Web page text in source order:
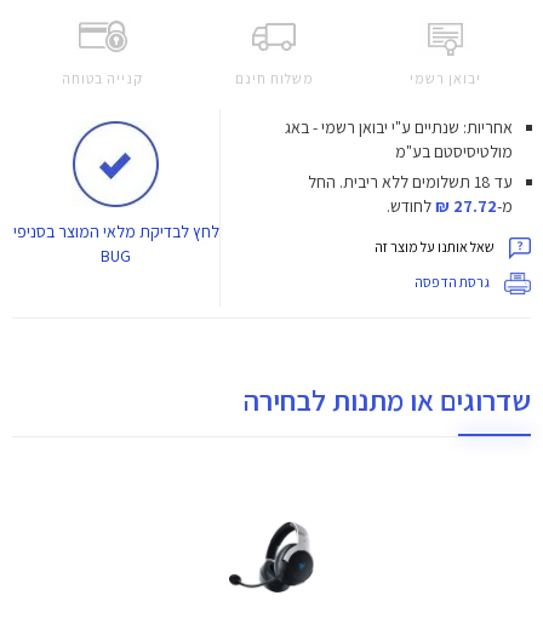
יבואן רשמי משלוח חינם קנייה בטוחה
אחריות: שנתיים ע"י יבואן רשמי - באג
מולטיסיסטם בע"מ
עד 18 תשלומים ללא ריבית.
החל
מ-27.72 ₪ לחודש.
שאל אותנו על מוצר זה
גרסת הדפסה
לחץלבדיקת מלאי המוצר בסניפי
BUG
שדרוגים או מתנות לבחירה